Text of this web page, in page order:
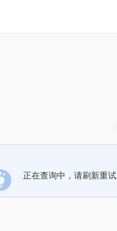
正在查询中，请刷新重试